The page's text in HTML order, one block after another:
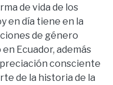
de vida de los
en día tiene en la
de género
Ecuador, además
consciente
de la historia de la